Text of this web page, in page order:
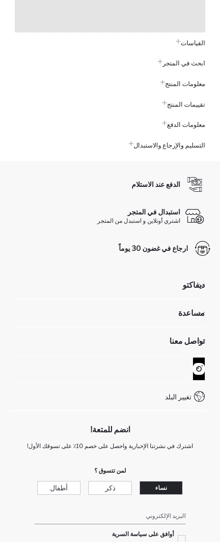
القياسات
ابحث في المتجر
معلومات المنتج
تقييمات المنتج
معلومات الدفع
التسليم والإرجاع والاستبدال
الدفع عند الاستلام
استبدال في المتجر
اشتري أونلاين و استبدل من المتجر
ارجاع في غضون 30 يوماً
ديفاكتو
تعرف علينا
GIFT CLUB
مساعدة
عمليات الارجاع و الاستبدال السهلة
تتبع الشحنة
كيف يمكنك التسوق في ديفاكتو ؟
تواصل معنا
نموذج الاتصال
خدمة العملاء
تغيير البلد
انضم للمتعة!
اشترك في نشرتنا الإخبارية واحصل على خصم 10٪ على تسوقك الأول!
لمن تتسوق ؟
نساء ذكر أطفال
البريد الإلكتروني
أوافق على سياسة السرية